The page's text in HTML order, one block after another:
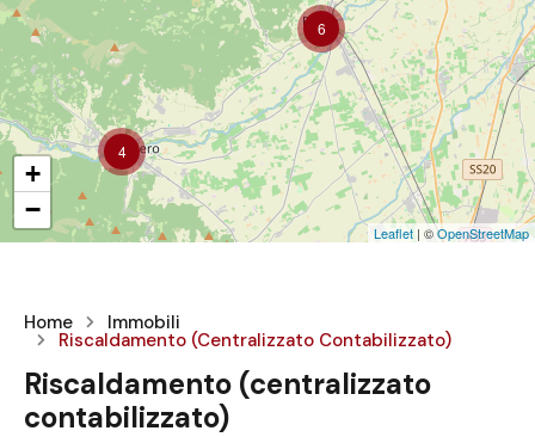
4
6
+
−
Leaflet | ©OpenStreetMap
Home Immobili
Riscaldamento (centralizzato Contabilizzato)
Riscaldamento (centralizzato
contabilizzato)